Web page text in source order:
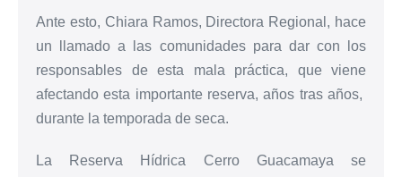
Ante esto, Chiara Ramos, Directora Regional, hace
un llamado a las comunidades para dar con los
responsables de esta mala práctica, que viene
afectando esta importante reserva, años tras años,
durante la temporada de seca.
La Reserva Hídrica Cerro Guacamaya se